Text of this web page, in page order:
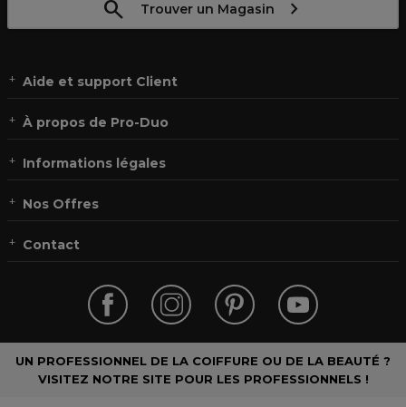
Trouver un Magasin
Aide et support Client
À propos de Pro-Duo
Informations légales
Nos Offres
Contact
UN PROFESSIONNEL DE LA COIFFURE OU DE LA BEAUTÉ ?
VISITEZ NOTRE SITE POUR LES PROFESSIONNELS !